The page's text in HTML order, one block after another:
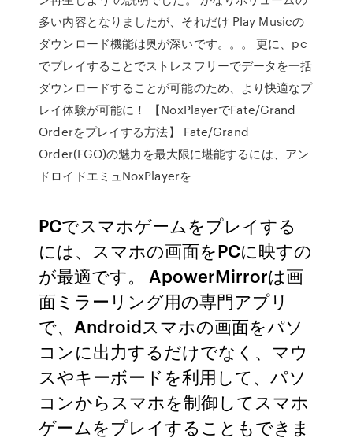
多い内容となりましたが、それだけ Play Musicの
ダウンロード機能は奥が深いです。。。 更に、pc
でプレイすることでストレスフリーでデータを一括
ダウンロードすることが可能のため、より快適なプ
レイ体験が可能に！ 【NoxPlayerでFate/Grand
Orderをプレイする方法】 Fate/Grand
Order(FGO)の魅力を最大限に堪能するには、アン
ドロイドエミュNoxPlayerを
PCでスマホゲームをプレイする
には、スマホの画面をPCに映すの
が最適です。 ApowerMirrorは画
面ミラーリング用の専門アプリ
で、Androidスマホの画面をパソ
コンに出力するだけでなく、マウ
スやキーボードを利用して、パソ
コンからスマホを制御してスマホ
ゲームをプレイすることもできま